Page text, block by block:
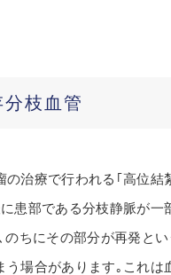
分枝血管
の治療で行われる｢高位結
患部である分枝静脈が一
のちにその部分が再発と
う場合があります｡これは